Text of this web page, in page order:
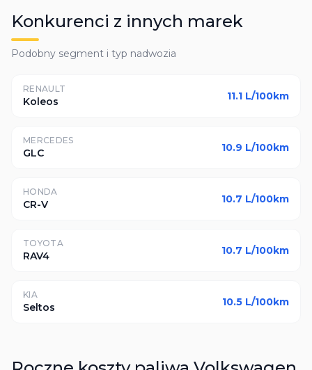
Konkurenci z innych marek
Podobny segment i typ nadwozia
RENAULT
Koleos 11.1 L/100km
MERCEDES
GLC 10.9 L/100km
HONDA
CR-V 10.7 L/100km
TOYOTA
RAV4 10.7 L/100km
KIA
Seltos 10.5 L/100km